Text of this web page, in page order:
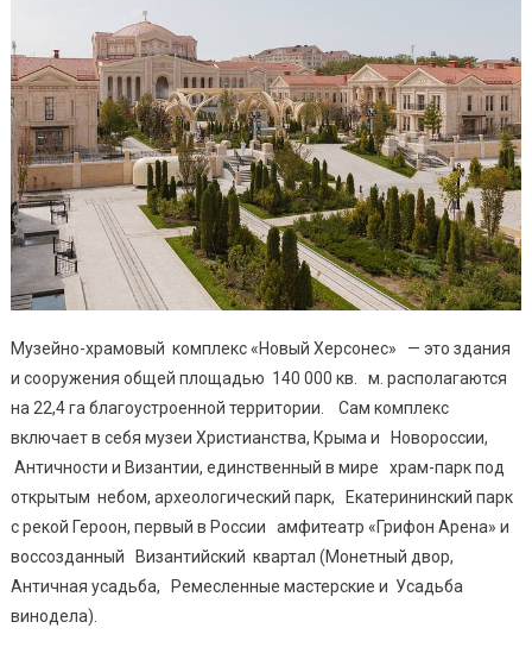
Музейно-храмовый комплекс «Новый Херсонес» — это здания
и сооружения общей площадью 140 000 кв. м. располагаются
на 22,4 га благоустроенной территории. Сам комплекс
включает в себя музеи Христианства, Крыма и Новороссии,
Античности и Византии, единственный в мире храм-парк под
открытым небом, археологический парк, Екатерининский парк
с рекой Героон, первый в России амфитеатр «Грифон Арена» и
воссозданный Византийский квартал (Монетный двор,
Античная усадьба, Ремесленные мастерские и Усадьба
винодела).